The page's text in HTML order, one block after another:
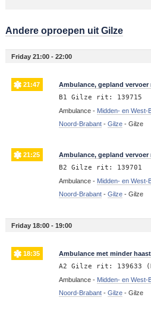
Andere oproepen uit Gilze
Friday 21:00 - 22:00
21:47 Ambulance, gepland vervoer
B1 Gilze rit: 139715
Ambulance - Midden- en West-
Noord-Brabant- Gilze- Gilze
21:25 Ambulance, gepland vervoer
B2 Gilze rit: 139701
Ambulance - Midden- en West-
Noord-Brabant- Gilze- Gilze
Friday 18:00 - 19:00
18:35 Ambulance met minder
A2 Gilze rit: 139633
Ambulance - Midden- en West-
Noord-Brabant- Gilze- Gilze